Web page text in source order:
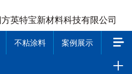
英特宝新材料科技有限公司
不粘涂料 案例展示